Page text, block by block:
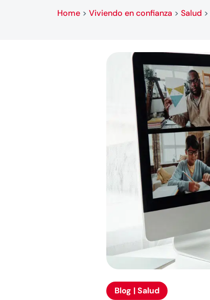
Home > Viviendo en confianza > Salud >
Blog | Salud